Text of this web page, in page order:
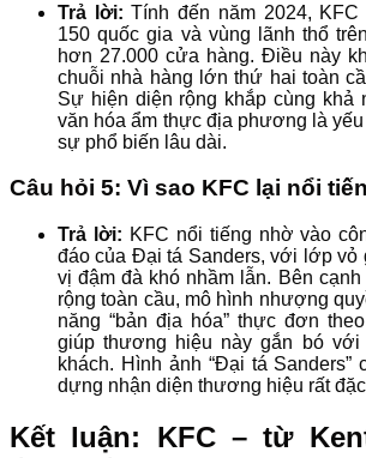
Trả lời: Tính đến năm 2024,
150 quốc gia và vùng lãnh thổ
hơn 27.000 cửa hàng. Điều này
chuỗi nhà hàng lớn thứ hai toàn
Sự hiện diện rộng khắp cùng khả
văn hóa ẩm thực địa phương là
sự phổ biến lâu dài.
Câu hỏi 5: Vì sao KFC lại nổi
Trả lời: KFC nổi tiếng nhờ vào
đáo của Đại tá Sanders, với lớp vỏ
vị đậm đà khó nhầm lẫn. Bên
rộng toàn cầu, mô hình nhượng
năng “bản địa hóa” thực đơn
giúp thương hiệu này gắn bó
khách. Hình ảnh “Đại tá Sanders”
dựng nhận diện thương hiệu rất
Kết luận: KFC – từ